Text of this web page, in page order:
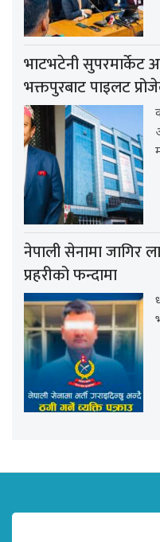
भाटभटेनी सुपरमार्केट
भक्तपुरबाट पाइलट
नेपाली सेनामा जागिर
प्रहरीको फन्दामा